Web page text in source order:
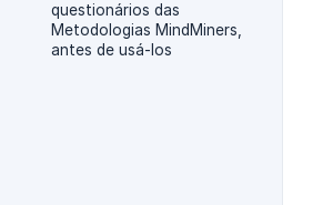
questionários das
Metodologias MindMiners,
antes de usá-los